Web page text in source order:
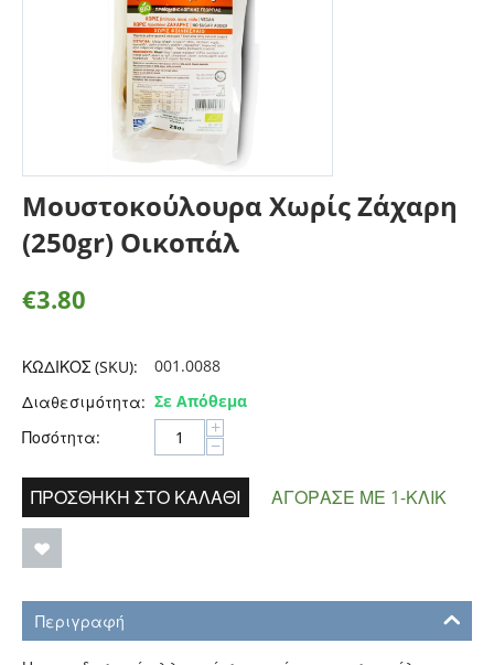
Μουστοκούλουρα Χωρίς Ζάχαρη
(250gr) Οικοπάλ
€3.80
ΚΩΔΙΚΟΣ (SKU):
001.0088
Διαθεσιμότητα: Σε Απόθεμα
Ποσότητα:
+
−
ΠΡΟΣΘΉΚΗ ΣΤΟ ΚΑΛΆΘΙ ΑΓΌΡΑΣΕ ΜΕ 1-ΚΛΙΚ
Περιγραφή